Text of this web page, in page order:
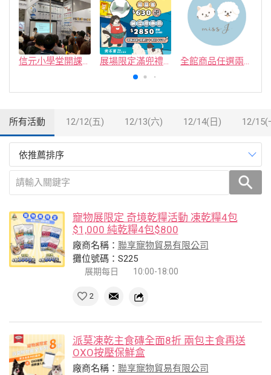
信元小學堂開課喽! 展場限定滿兜禮・最高省 $630 再送好禮！ 全館商品任選兩件九折優惠
所有活動 12/12(五) 12/13(六) 12/14(日) 12/15(
依推薦排序
寵物展限定 奇境乾糧活動 凍乾糧4包
$1,000 純乾糧4包$800
廠商名稱： 聯享寵物貿易有限公司
攤位號碼：S225
展期每日 10:00-18:00
2
派莫凍乾主食磚全面8折 兩包主食再送
OXO按壓保鮮盒
廠商名稱： 聯享寵物貿易有限公司